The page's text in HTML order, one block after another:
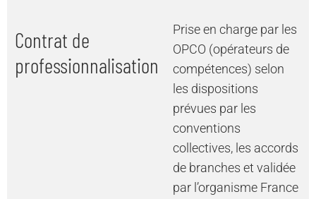
Contrat de
professionnalisation
Prise en charge par les
OPCO (opérateurs de
compétences) selon
les dispositions
prévues par les
conventions
collectives, les accords
de branches et validée
par l’organisme France